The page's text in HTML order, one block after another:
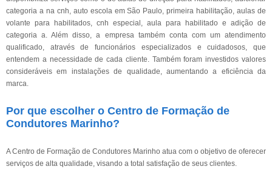
categoria a na cnh, auto escola em São Paulo, primeira habilitação, aulas de
volante para habilitados, cnh especial, aula para habilitado e adição de
categoria a. Além disso, a empresa também conta com um atendimento
qualificado, através de funcionários especializados e cuidadosos, que
entendem a necessidade de cada cliente. Também foram investidos valores
consideráveis em instalações de qualidade, aumentando a eficiência da
marca.
Por que escolher o Centro de Formação de
Condutores Marinho?
A Centro de Formação de Condutores Marinho atua com o objetivo de oferecer
serviços de alta qualidade, visando a total satisfação de seus clientes.